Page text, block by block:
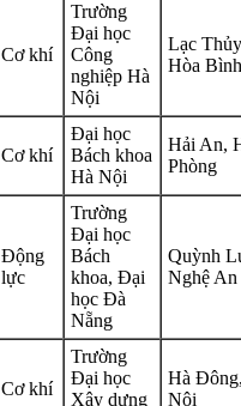
Cơ khí
Trường
Đại học
Công
nghiệp Hà
Nội
Lạc
Hòa Bình
Cơ khí
Đại học
Bách khoa
Hà Nội
Hải An,
Phòng
Động
lực
Trường
Đại học
Bách
khoa, Đại
học Đà
Nẵng
Quỳnh
Nghệ An
Cơ khí
Trường
Đại học
Xây dựng
Hà
Nội